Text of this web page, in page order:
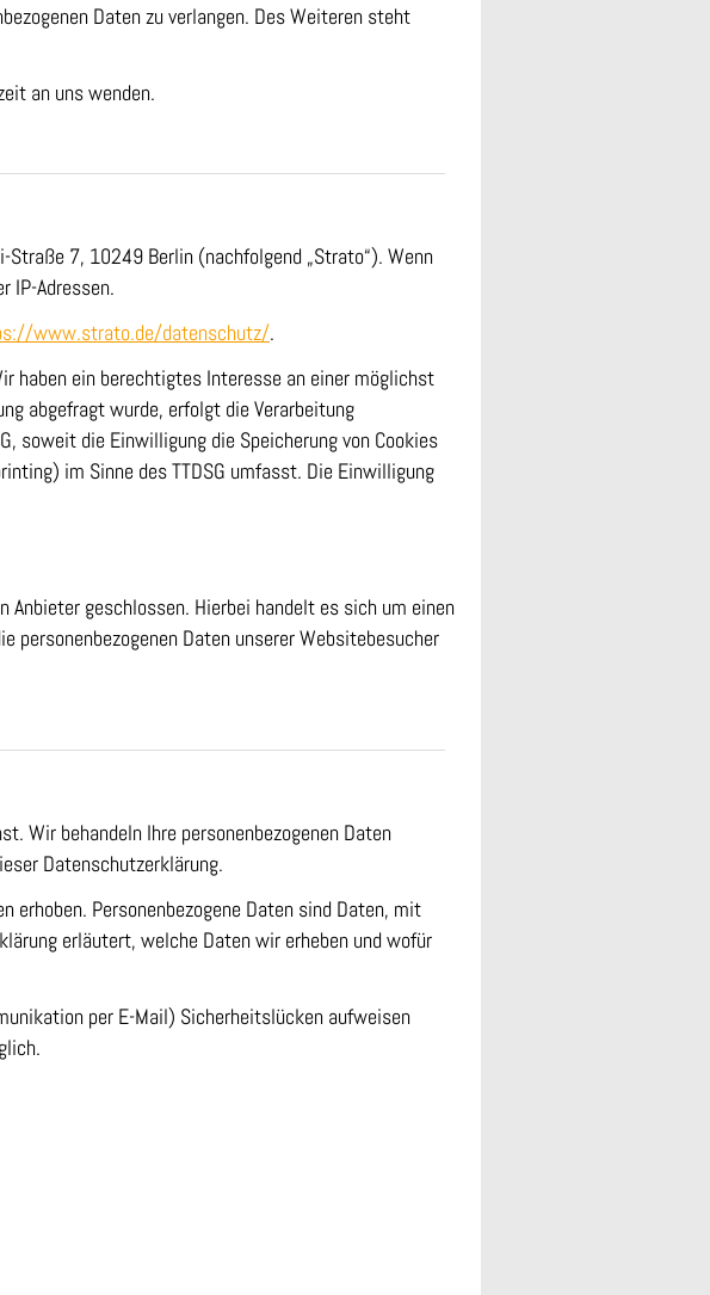
Daten zu verlangen. Des Weiteren steht
an uns wenden.
7, 10249 Berlin (nachfolgend „Strato“). Wenn
IP-Adressen.
www.strato.de/datenschutz/.
haben ein berechtigtes Interesse an einer möglichst
abgefragt wurde, erfolgt die Verarbeitung
soweit die Einwilligung die Speicherung von Cookies
im Sinne des TTDSG umfasst. Die Einwilligung
Anbieter geschlossen. Hierbei handelt es sich um einen
personenbezogenen Daten unserer Websitebesucher
Wir behandeln Ihre personenbezogenen Daten
Datenschutzerklärung.
erhoben. Personenbezogene Daten sind Daten, mit
erläutert, welche Daten wir erheben und wofür
per E-Mail) Sicherheitslücken aufweisen